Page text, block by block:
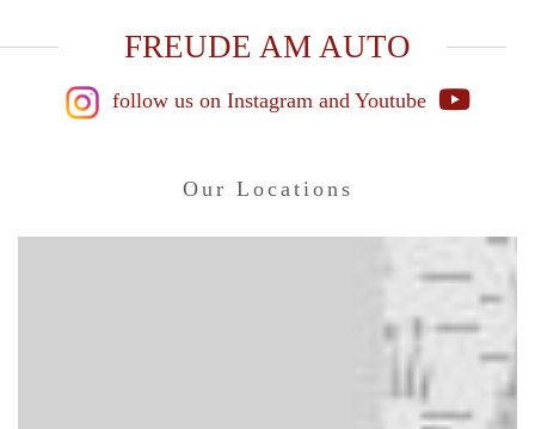
FREUDE AM AUTO
follow us on Instagram and Youtube
Our Locations